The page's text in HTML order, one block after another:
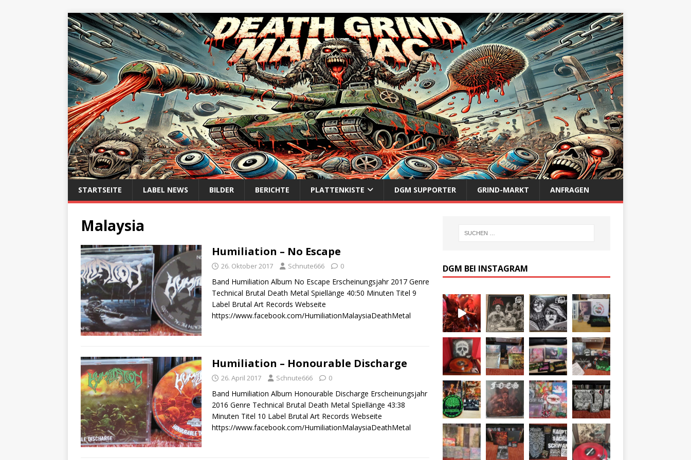
STARTSEITE LABEL NEWS BILDER BERICHTE PLATTENKISTE DGM SUPPORTER GRIND-MARKT ANFRAGEN
Malaysia
Humiliation ‎– No Escape
26. Oktober 2017 Schnute666 0
Band Humiliation Album No Escape Erscheinungsjahr 2017 Genre
Technical Brutal Death Metal Spiellänge 40:50 Minuten Titel 9
Label Brutal Art Records Webseite
https://www.facebook.com/HumiliationMalaysiaDeathMetal
Humiliation ‎– Honourable Discharge
26. April 2017 Schnute666 0
Band Humiliation Album Honourable Discharge Erscheinungsjahr
2016 Genre Technical Brutal Death Metal Spiellänge 43:38
Minuten Titel 10 Label Brutal Art Records Webseite
https://www.facebook.com/HumiliationMalaysiaDeathMetal
DGM BEI INSTAGRAM